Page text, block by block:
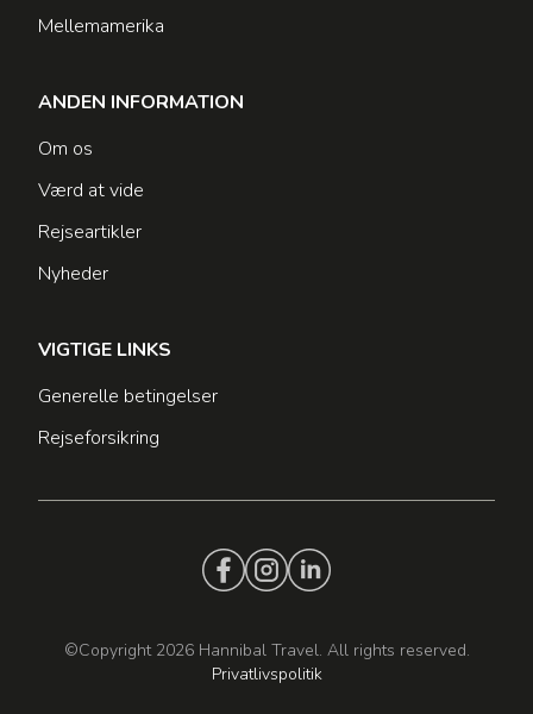
Mellemamerika
ANDEN INFORMATION
Om os
Værd at vide
Rejseartikler
Nyheder
VIGTIGE LINKS
Generelle betingelser
Rejseforsikring
©Copyright 2026 Hannibal Travel. All rights reserved.
Privatlivspolitik